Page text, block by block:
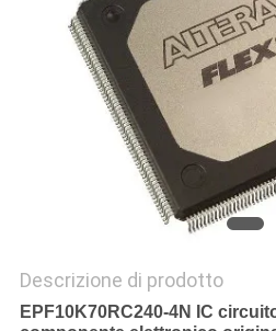
PRIVACY
POLICY
Descrizione di prodotto
EPF10K70RC240-4N IC